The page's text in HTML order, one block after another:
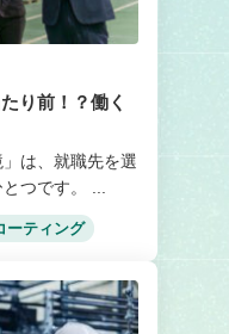
り前！？働く
」は、就職先を選
つです。 ...
ーティング